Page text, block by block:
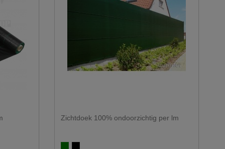
Zichtdoek 100% ondoorzichtig per lm